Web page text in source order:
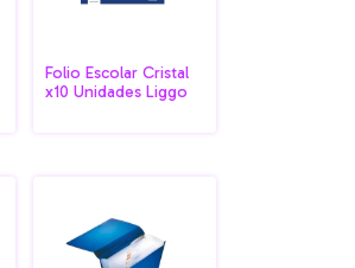
Folio Escolar Cristal
x10 Unidades Liggo